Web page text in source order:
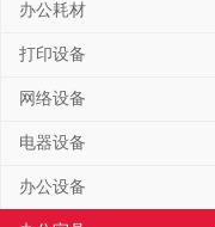
办公耗材
打印设备
网络设备
电器设备
办公设备